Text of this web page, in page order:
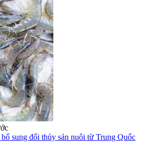
sung đối thủy sản nuôi từ Trung Quốc